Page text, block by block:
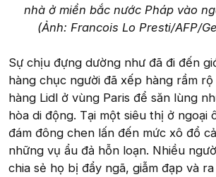
nhà ở miền bắc nước Pháp vào
(Ảnh: Francois Lo Presti/AFP/
Sự chịu đựng dường như đã đi đến
hàng chục người đã xếp hàng rầm
hàng Lidl ở vùng Paris để săn lùng
hòa di động. Tại một siêu thị ở ngoại
đám đông chen lấn đến mức xô đổ
những vụ ẩu đả hỗn loạn. Nhiều
chia sẻ họ bị đẩy ngã, giẫm đạp và